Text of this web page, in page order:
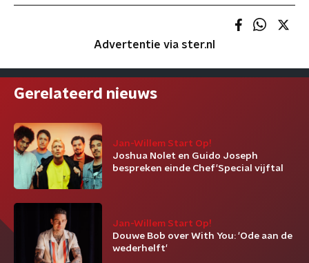
Advertentie via ster.nl
Gerelateerd nieuws
Jan-Willem Start Op!
Joshua Nolet en Guido Joseph
bespreken einde Chef'Special vijftal
Jan-Willem Start Op!
Douwe Bob over With You: 'Ode aan de
wederhelft'